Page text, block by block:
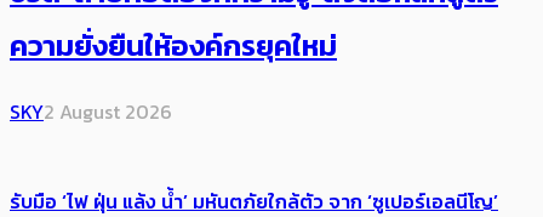
ความยั่งยืนให้องค์กรยุคใหม่
SKY2 August 2026
รับมือ ‘ไฟ ฝุ่น แล้ง น้ำ’ มหันตภัยใกล้ตัว จาก ‘ซูเปอร์เอลนีโญ’